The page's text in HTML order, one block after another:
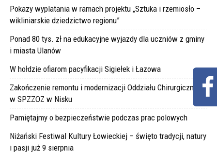
Pokazy wyplatania w ramach projektu „Sztuka i rzemiosło –
wikliniarskie dziedzictwo regionu”
Ponad 80 tys. zł na edukacyjne wyjazdy dla uczniów z gminy
i miasta Ulanów
W hołdzie ofiarom pacyfikacji Sigiełek i Łazowa
Zakończenie remontu i modernizacji Oddziału Chirurgicznego
w SPZZOZ w Nisku
Pamiętajmy o bezpieczeństwie podczas prac polowych
Niżański Festiwal Kultury Łowieckiej – święto tradycji, natury
i pasji już 9 sierpnia